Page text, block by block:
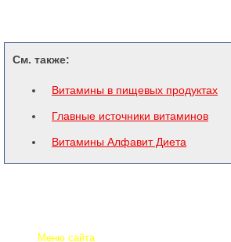
См. также:
Витамины в пищевых продуктах
Главные источники витаминов
Витамины Алфавит Диета
Меню сайта